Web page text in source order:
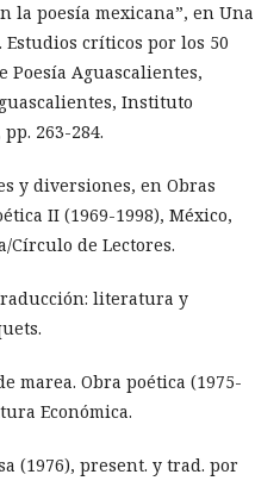
la poesía mexicana”, en Una
críticos por los 50
Poesía Aguascalientes,
Instituto
263-284.
y diversiones, en Obras
II (1969-1998), México,
Círculo de Lectores.
literatura y
marea. Obra poética (1975-
Económica.
(1976), present. y trad. por